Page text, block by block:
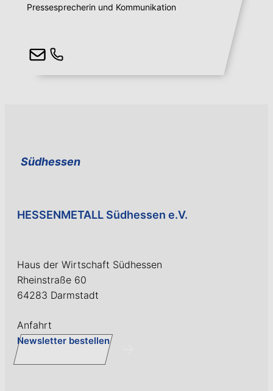
Pressesprecherin und Kommunikation
Südhessen
HESSENMETALL Südhessen e.V.
Haus der Wirtschaft Südhessen
Rheinstraße 60
64283 Darmstadt
Anfahrt
Newsletter bestellen